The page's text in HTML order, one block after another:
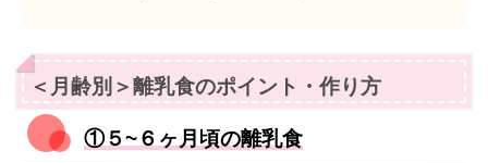
＜月齢別＞離乳食のポイント・作り方
①５~６ヶ月頃の離乳食